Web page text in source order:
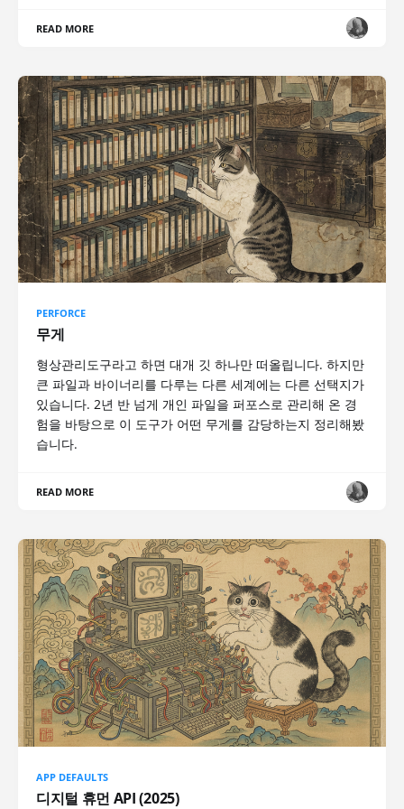
READ MORE
PERFORCE
무게
형상관리도구라고 하면 대개 깃 하나만 떠올립니다. 하지만
큰 파일과 바이너리를 다루는 다른 세계에는 다른 선택지가
있습니다. 2년 반 넘게 개인 파일을 퍼포스로 관리해 온 경
험을 바탕으로 이 도구가 어떤 무게를 감당하는지 정리해봤
습니다.
READ MORE
APP DEFAULTS
디지털 휴먼 API (2025)